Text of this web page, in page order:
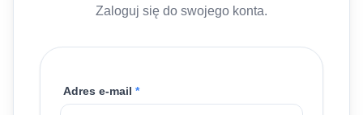
Zaloguj się do swojego konta.
Adres e-mail *